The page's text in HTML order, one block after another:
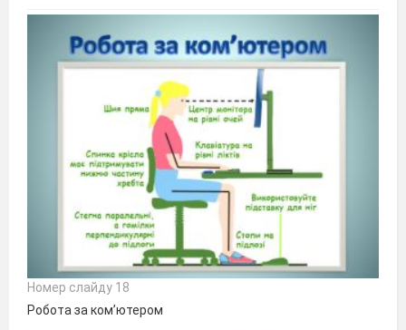
Номер слайду 18
Робота за ком’ютером